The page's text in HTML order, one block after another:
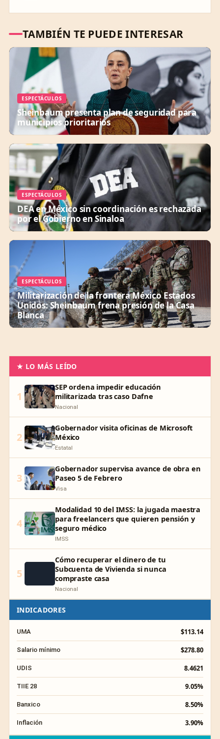
TAMBIÉN TE PUEDE INTERESAR
ESPECTÁCULOS
Sheinbaum presenta plan de seguridad para
municipios prioritarios
ESPECTÁCULOS
DEA en México sin coordinación es rechazada
por el Gobierno en Sinaloa
ESPECTÁCULOS
Militarización de la frontera México Estados
Unidos: Sheinbaum frena presión de la Casa
Blanca
★ LO MÁS LEÍDO
1
SEP ordena impedir educación
militarizada tras caso Dafne
Nacional
2
Gobernador visita oficinas de Microsoft
México
Estatal
3
Gobernador supervisa avance de obra en
Paseo 5 de Febrero
Visa
4
Modalidad 10 del IMSS: la jugada maestra
para freelancers que quieren pensión y
seguro médico
IMSS
5
Cómo recuperar el dinero de tu
Subcuenta de Vivienda si nunca
compraste casa
Nacional
INDICADORES
UMA $113.14
Salario mínimo $278.80
UDIS 8.4621
TIIE 28 9.05%
Banxico 8.50%
Inflación 3.90%